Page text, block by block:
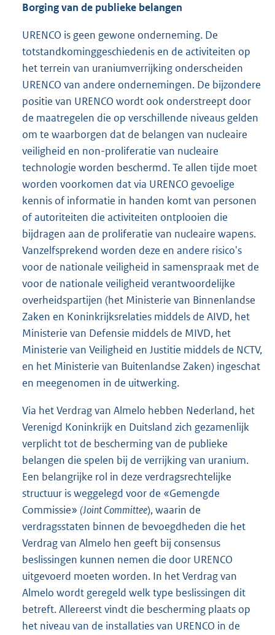
Borging van de publieke belangen
URENCO is geen gewone onderneming. De
totstandkominggeschiedenis en de activiteiten op
het terrein van uraniumverrijking onderscheiden
URENCO van andere ondernemingen. De bijzondere
positie van URENCO wordt ook onderstreept door
de maatregelen die op verschillende niveaus gelden
om te waarborgen dat de belangen van nucleaire
veiligheid en non-proliferatie van nucleaire
technologie worden beschermd. Te allen tijde moet
worden voorkomen dat via URENCO gevoelige
kennis of informatie in handen komt van personen
of autoriteiten die activiteiten ontplooien die
bijdragen aan de proliferatie van nucleaire wapens.
Vanzelfsprekend worden deze en andere risico's
voor de nationale veiligheid in samenspraak met de
voor de nationale veiligheid verantwoordelijke
overheidspartijen (het Ministerie van Binnenlandse
Zaken en Koninkrijksrelaties middels de AIVD, het
Ministerie van Defensie middels de MIVD, het
Ministerie van Veiligheid en Justitie middels de NCTV,
en het Ministerie van Buitenlandse Zaken) ingeschat
en meegenomen in de uitwerking.
Via het Verdrag van Almelo hebben Nederland, het
Verenigd Koninkrijk en Duitsland zich gezamenlijk
verplicht tot de bescherming van de publieke
belangen die spelen bij de verrijking van uranium.
Een belangrijke rol in deze verdragsrechtelijke
structuur is weggelegd voor de «Gemengde
Commissie» (Joint Committee), waarin de
verdragsstaten binnen de bevoegdheden die het
Verdrag van Almelo hen geeft bij consensus
beslissingen kunnen nemen die door URENCO
uitgevoerd moeten worden. In het Verdrag van
Almelo wordt geregeld welk type beslissingen dit
betreft. Allereerst vindt die bescherming plaats op
het niveau van de installaties van URENCO in de